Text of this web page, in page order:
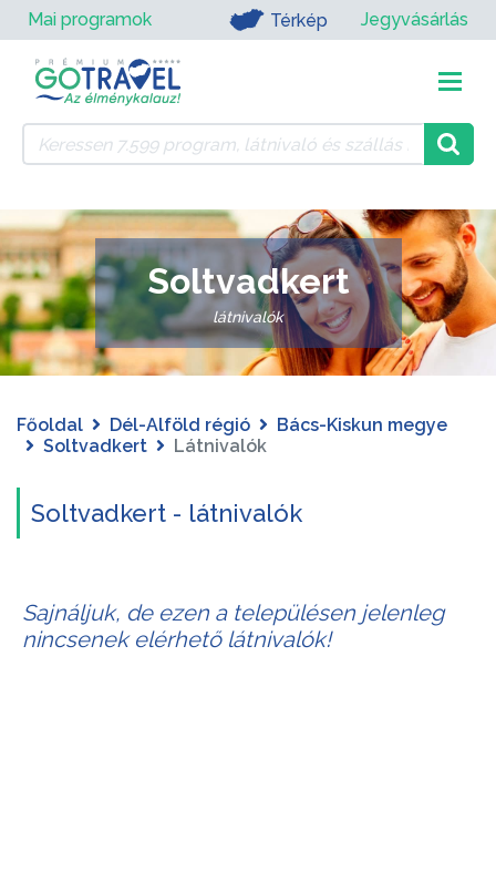
Mai programok Térkép Jegyvásárlás
Soltvadkert
látnivalók
Főoldal Dél-Alföld régió
Bács-Kiskun megye
Soltvadkert
Látnivalók
Soltvadkert - látnivalók
Sajnáljuk, de ezen a településen jelenleg
nincsenek elérhető látnivalók!